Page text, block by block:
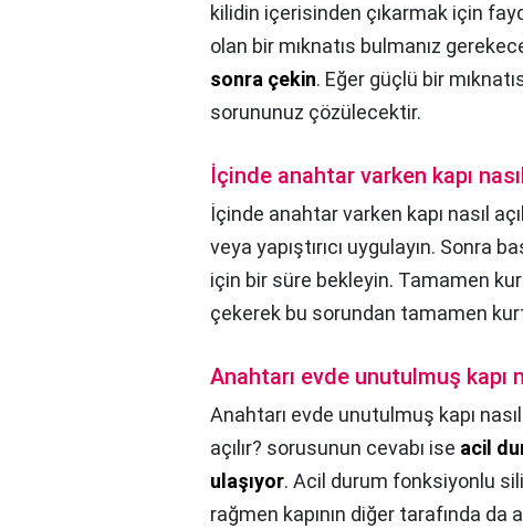
kilidin içerisinden çıkarmak için
olan bir mıknatıs bulmanız
sonra çekin. Eğer güçlü bir
sorununuz çözülecektir.
İçinde anahtar varken kapı
İçinde anahtar varken kapı nasıl
veya yapıştırıcı uygulayın. Sonra
için bir süre bekleyin. Tamamen
çekerek bu sorundan tamamen
Anahtarı evde unutulmuş kapı
Anahtarı evde unutulmuş kapı nasıl
açılır? sorusunun cevabı ise acil
ulaşıyor. Acil durum fonksiyonlu
rağmen kapının diğer tarafında da